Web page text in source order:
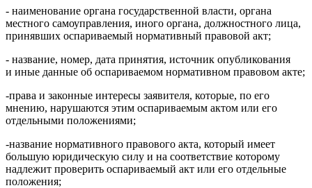
- наименование органа государственной власти, органа
местного самоуправления, иного органа, должностного лица,
принявших оспариваемый нормативный правовой акт;
- название, номер, дата принятия, источник опубликования
и иные данные об оспариваемом нормативном правовом акте;
-права и законные интересы заявителя, которые, по его
мнению, нарушаются этим оспариваемым актом или его
отдельными положениями;
-название нормативного правового акта, который имеет
большую юридическую силу и на соответствие которому
надлежит проверить оспариваемый акт или его отдельные
положения;